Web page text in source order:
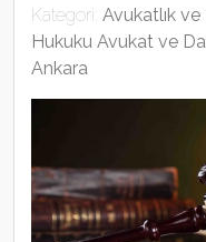
Kategori: Avukatlık ve
Hukuku Avukat ve
Ankara